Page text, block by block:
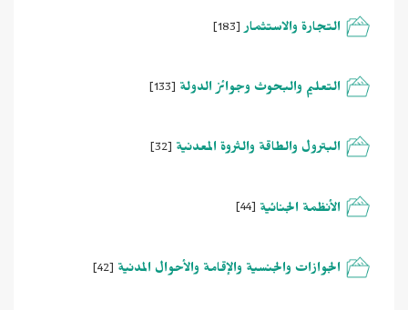
التجارة والاستثمار [183]
التعليم والبحوث وجوائز الدولة [133]
البترول والطاقة والثروة المعدنية [32]
الأنظمة الجنائية [44]
الجوازات والجنسية والإقامة والأحوال المدنية [42]